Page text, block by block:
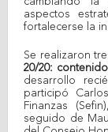
aspectos
fortalecerse la
Se realizaron
20/20:
desarrollo
participó
Finanzas
seguido de